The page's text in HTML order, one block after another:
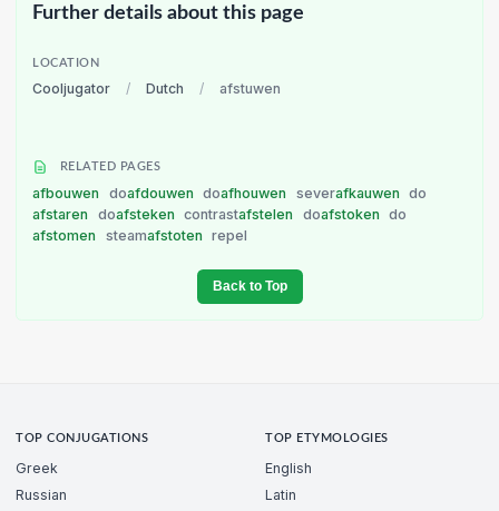
Further details about this page
LOCATION
Cooljugator / Dutch / afstuwen
RELATED PAGES
afbouwen doafdouwen doafhouwen severafkauwen
do
afstaren
doafsteken contrastafstelen doafstoken
do
afstomen
steamafstoten repel
Back to Top
TOP CONJUGATIONS
Greek
Russian
TOP ETYMOLOGIES
English
Latin